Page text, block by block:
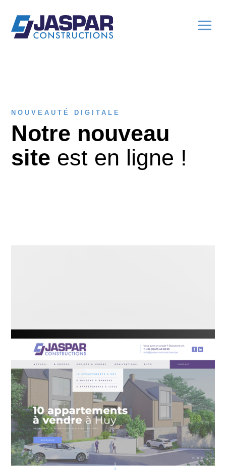
NOUVEAUTÉ DIGITALE
Notre nouveau
site est en ligne !